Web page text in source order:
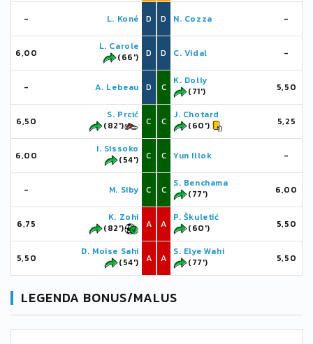
- L. Koné D
6,00
L. Carole
(66')
D
- A. Lebeau D
6,50
S. Prcić
(82')
C
6,00
I. Sissoko
(54')
C
- M. Siby C
6,75
K. Zohi
(82')
A
5,50
D. Moise Sahi
(54')
A
D N. Cozza -
D C. Vidal -
C
K. Dolly
(71')
5,50
C
J. Chotard
(60')
5,25
C Yun Illok -
C
S. Benchama
(77')
6,00
A
P. Škuletić
(60')
5,50
A
S. Elye Wahi
(77')
5,50
LEGENDA BONUS/MALUS